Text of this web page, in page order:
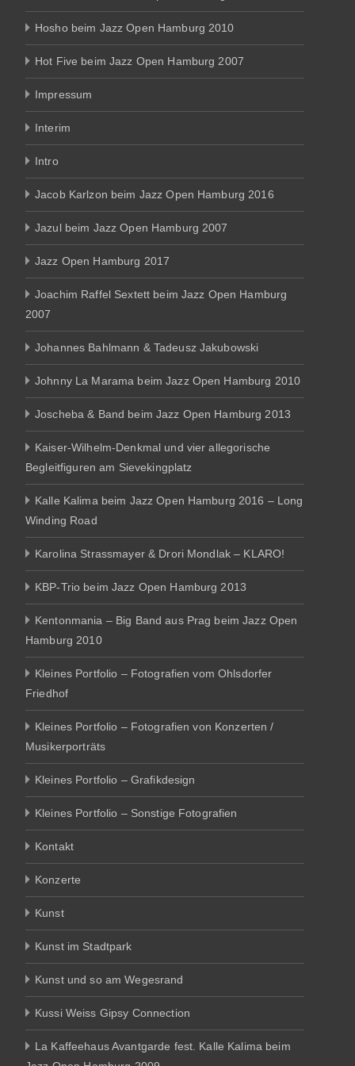
Hosho beim Jazz Open Hamburg 2010
Hot Five beim Jazz Open Hamburg 2007
Impressum
Interim
Intro
Jacob Karlzon beim Jazz Open Hamburg 2016
Jazul beim Jazz Open Hamburg 2007
Jazz Open Hamburg 2017
Joachim Raffel Sextett beim Jazz Open Hamburg
2007
Johannes Bahlmann & Tadeusz Jakubowski
Johnny La Marama beim Jazz Open Hamburg 2010
Joscheba & Band beim Jazz Open Hamburg 2013
Kaiser-Wilhelm-Denkmal und vier allegorische
Begleitfiguren am Sievekingplatz
Kalle Kalima beim Jazz Open Hamburg 2016 – Long
Winding Road
Karolina Strassmayer & Drori Mondlak – KLARO!
KBP-Trio beim Jazz Open Hamburg 2013
Kentonmania – Big Band aus Prag beim Jazz Open
Hamburg 2010
Kleines Portfolio – Fotografien vom Ohlsdorfer
Friedhof
Kleines Portfolio – Fotografien von Konzerten /
Musikerporträts
Kleines Portfolio – Grafikdesign
Kleines Portfolio – Sonstige Fotografien
Kontakt
Konzerte
Kunst
Kunst im Stadtpark
Kunst und so am Wegesrand
Kussi Weiss Gipsy Connection
La Kaffeehaus Avantgarde fest. Kalle Kalima beim